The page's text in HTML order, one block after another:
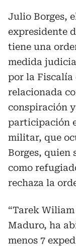
Julio Borges,
expresidente
tiene una
medida
por la Fiscalía
relacionada
conspiración
participación
militar, que
Borges, quien
como
rechaza la
“Tarek
Maduro, ha
menos 7